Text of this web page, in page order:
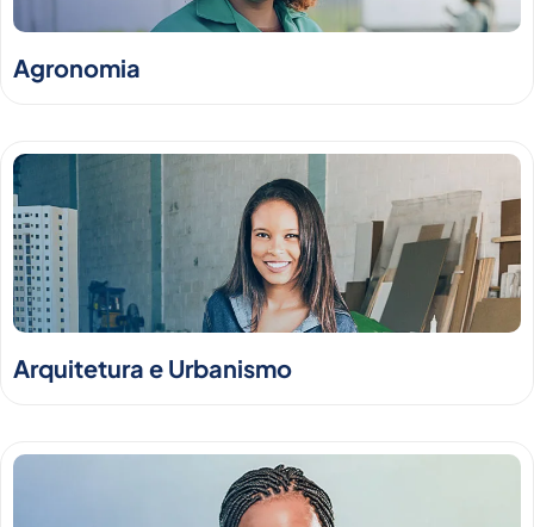
Agronomia
Arquitetura e Urbanismo